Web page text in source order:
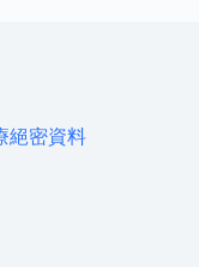
絕密資料